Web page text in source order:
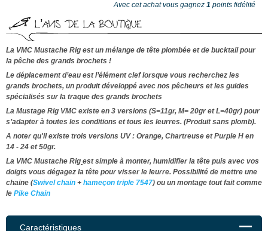
Avec cet achat vous gagnez 1 points fidélité
L’AVIS DE LA BOUTIQUE
La VMC Mustache Rig est un mélange de tête plombée et de bucktail pour
la pêche des grands brochets !
Le déplacement d’eau est l’élément clef lorsque vous recherchez les
grands brochets, un produit développé avec nos pêcheurs et les guides
spécialisés sur la traque des grands brochets
La Mustage Rig VMC existe en 3 versions (S=11gr, M= 20gr et L=40gr) pour
s’adapter à toutes les conditions et tous les leurres. (Produit sans plomb).
A noter qu'il existe trois versions UV : Orange, Chartreuse et Purple H en
14 - 24 et 50gr.
La VMC Mustache Rig est simple à monter, humidifier la tête puis avec vos
doigts vous dégagez la tête pour visser le leurre. Possibilité de mettre une
chaine (Swivel chain + hameçon triple 7547) ou un montage tout fait comme
le Pike Chain
Caractéristiques